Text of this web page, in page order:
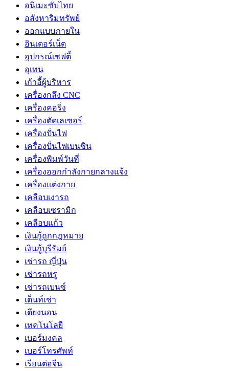
อนิเมะซับไทย
อสังหาริมทรัพย์
ออกแบบภายใน
อินเตอร์เน็ต
อุปกรณ์เซฟตี้
อุเทน
เก้าอี้ผู้บริหาร
เครื่องกลึง CNC
เครื่องคอริ่ง
เครื่องตัดเลเซอร์
เครื่องปั่นไฟ
เครื่องปั่นไฟเบนซิน
เครื่องพิมพ์วันที่
เครื่องออกกำลังกายกลางแจ้ง
เครื่องแต่งกาย
เคลือบเงารถ
เคลือบเซรามิก
เคลือบแก้ว
เงินกู้ถูกกฎหมาย
เงินกู้บุรีรัมย์
เช่ารถ ญี่ปุ่น
เช่ารถหรู
เช่ารถเบนซ์
เต็นท์เช่า
เตียงนอน
เทคโนโลยี
เบอร์มงคล
เบอร์โทรศัพท์
เรียนต่อจีน